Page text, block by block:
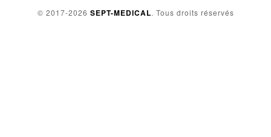
© 2017-2026 SEPT-MEDICAL. Tous droits réservés